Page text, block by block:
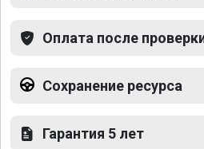
Оплата после
Сохранение ресурса
Гарантия 5 лет